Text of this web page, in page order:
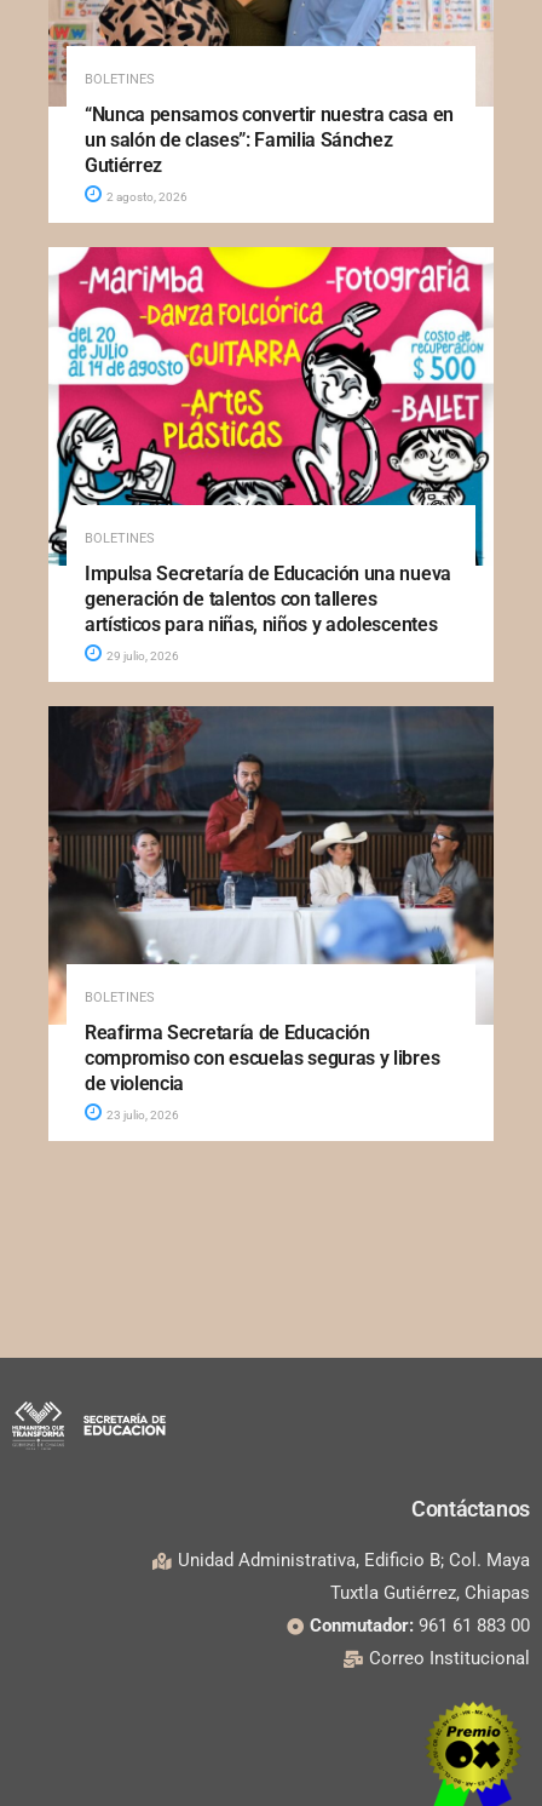
BOLETINES
“Nunca pensamos convertir nuestra casa en
un salón de clases”: Familia Sánchez
Gutiérrez
2 agosto, 2026
BOLETINES
Impulsa Secretaría de Educación una nueva
generación de talentos con talleres
artísticos para niñas, niños y adolescentes
29 julio, 2026
BOLETINES
Reafirma Secretaría de Educación
compromiso con escuelas seguras y libres
de violencia
23 julio, 2026
Contáctanos
Unidad Administrativa, Edificio B; Col. Maya
Tuxtla Gutiérrez, Chiapas
Conmutador: 961 61 883 00
Correo Institucional